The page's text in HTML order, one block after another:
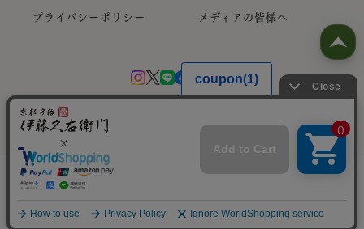
プライバシーポリシー メディアの皆様へ